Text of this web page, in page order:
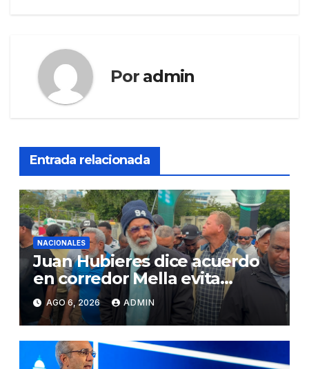
Por admin
Entrada relacionada
NACIONALES
Juan Hubieres dice acuerdo
en corredor Mella evita
conflictos innecesarios
AGO 6, 2026 ADMIN